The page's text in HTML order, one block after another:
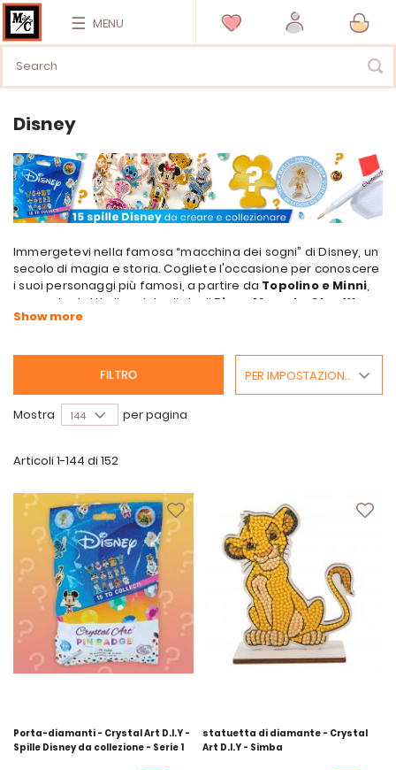
MENU
Disney
Immergetevi nella famosa “macchina dei sogni” di Disney, un
secolo di magia e storia. Cogliete l'occasione per conoscere
i suoi personaggi più famosi, a partire da Topolino e Minni,
ma anche tutti gli eroi degli studi Pixar Marvel
Star Wars
inricami,ricami Diamonte
Articoli 1-144 di 152
PER IMPOSTAZIONE PREDEFINITA
Mostra per pagina
Porta-diamanti - Crystal Art D.I.Y -
Spille Disney da collezione - Serie 1
statuetta di diamante - Crystal
Art D.I.Y - Simba
FILTRO